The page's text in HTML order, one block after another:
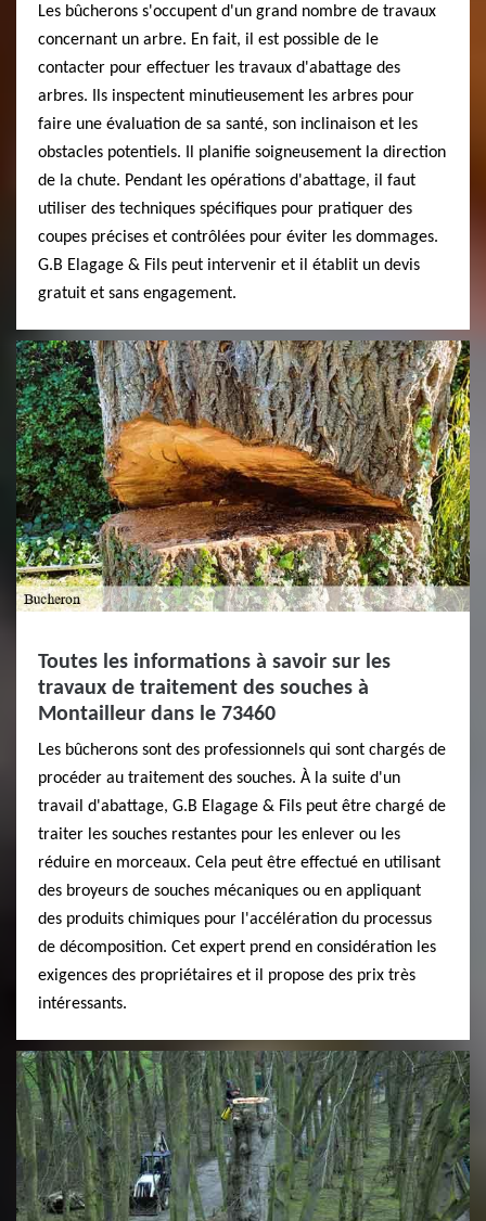
Les bûcherons s'occupent d'un grand nombre de travaux
concernant un arbre. En fait, il est possible de le
contacter pour effectuer les travaux d'abattage des
arbres. Ils inspectent minutieusement les arbres pour
faire une évaluation de sa santé, son inclinaison et les
obstacles potentiels. Il planifie soigneusement la direction
de la chute. Pendant les opérations d'abattage, il faut
utiliser des techniques spécifiques pour pratiquer des
coupes précises et contrôlées pour éviter les dommages.
G.B Elagage & Fils peut intervenir et il établit un devis
gratuit et sans engagement.
Toutes les informations à savoir sur les
travaux de traitement des souches à
Montailleur dans le 73460
Les bûcherons sont des professionnels qui sont chargés de
procéder au traitement des souches. À la suite d'un
travail d'abattage, G.B Elagage & Fils peut être chargé de
traiter les souches restantes pour les enlever ou les
réduire en morceaux. Cela peut être effectué en utilisant
des broyeurs de souches mécaniques ou en appliquant
des produits chimiques pour l'accélération du processus
de décomposition. Cet expert prend en considération les
exigences des propriétaires et il propose des prix très
intéressants.